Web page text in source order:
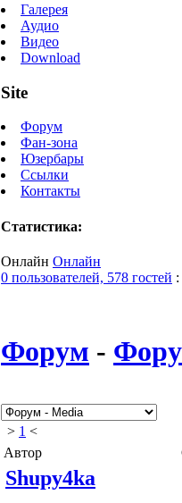
Галерея
Аудио
Видео
Download
Site
Форум
Фан-зона
Юзербары
Ссылки
Контакты
Статистика:
Онлайн Онлайн
0 пользователей, 578 гостей :
Форум -
> 1 <
Автор
Shupy4ka